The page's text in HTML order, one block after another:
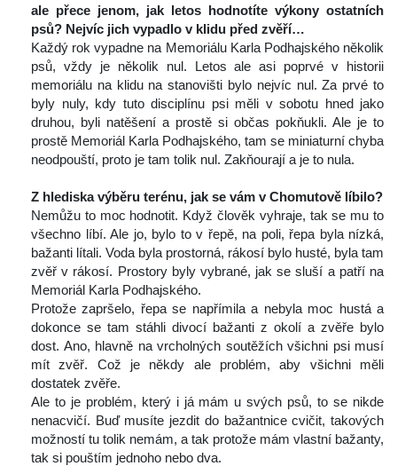
ale přece jenom, jak letos hodnotíte výkony ostatních
psů? Nejvíc jich vypadlo v klidu před zvěří…
Každý rok vypadne na Memoriálu Karla Podhajského několik
psů, vždy je několik nul. Letos ale asi poprvé v historii
memoriálu na klidu na stanovišti bylo nejvíc nul. Za prvé to
byly nuly, kdy tuto disciplínu psi měli v sobotu hned jako
druhou, byli natěšení a prostě si občas pokňukli. Ale je to
prostě Memoriál Karla Podhajského, tam se miniaturní chyba
neodpouští, proto je tam tolik nul. Zakňourají a je to nula.
Z hlediska výběru terénu, jak se vám v Chomutově líbilo?
Nemůžu to moc hodnotit. Když člověk vyhraje, tak se mu to
všechno líbí. Ale jo, bylo to v řepě, na poli, řepa byla nízká,
bažanti lítali. Voda byla prostorná, rákosí bylo husté, byla tam
zvěř v rákosí. Prostory byly vybrané, jak se sluší a patří na
Memoriál Karla Podhajského.
Protože zapršelo, řepa se napřímila a nebyla moc hustá a
dokonce se tam stáhli divocí bažanti z okolí a zvěře bylo
dost. Ano, hlavně na vrcholných soutěžích všichni psi musí
mít zvěř. Což je někdy ale problém, aby všichni měli
dostatek zvěře.
Ale to je problém, který i já mám u svých psů, to se nikde
nenacvičí. Buď musíte jezdit do bažantnice cvičit, takových
možností tu tolik nemám, a tak protože mám vlastní bažanty,
tak si pouštím jednoho nebo dva.